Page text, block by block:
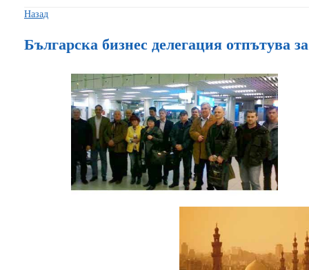
Назад
Българска бизнес делегация отпътува